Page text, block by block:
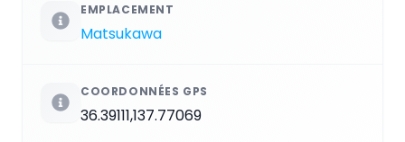
EMPLACEMENT
Matsukawa
COORDONNÉES GPS
36.39111,137.77069